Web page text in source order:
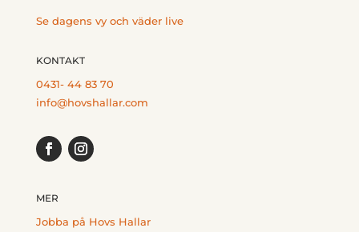
Se dagens vy och väder live
KONTAKT
0431- 44 83 70
info@hovshallar.com
MER
Jobba på Hovs Hallar